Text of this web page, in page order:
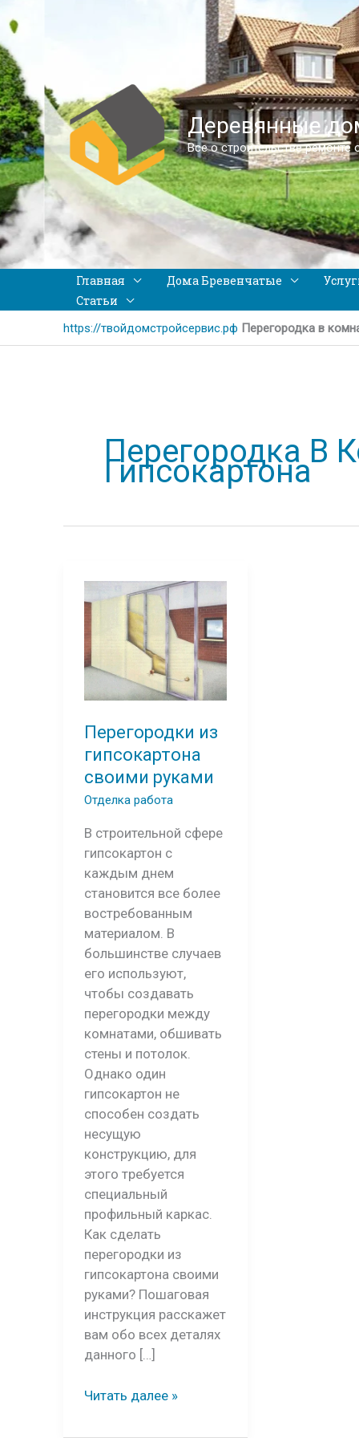
Деревянные
Все о строительстве ремонте
Главная Дома Бревенчатые
Статьи
https://твойдомстройсервис.рф Перегородка в
Перегородка В
Гипсокартона
Перегородки из
гипсокартона
своими руками
Отделка работа
В строительной сфере
гипсокартон с
каждым днем
становится все более
востребованным
материалом. В
большинстве случаев
его используют,
чтобы создавать
перегородки между
комнатами, обшивать
стены и потолок.
Однако один
гипсокартон не
способен создать
несущую
конструкцию, для
этого требуется
специальный
профильный каркас.
Как сделать
перегородки из
гипсокартона своими
руками? Пошаговая
инструкция расскажет
вам обо всех деталях
данного […]
Перегородки
гипсокартона
Читать далее »